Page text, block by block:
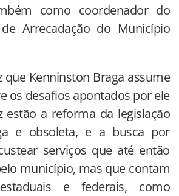
como coordenador do
Arrecadação do Município
que Kenninston Braga assume
os desafios apontados por ele
estão a reforma da legislação
e obsoleta, e a busca por
serviços que até então
município, mas que contam
e federais, como